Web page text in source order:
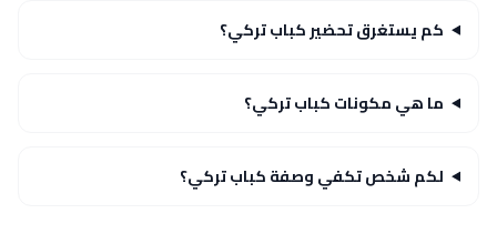
كم يستغرق تحضير كباب تركي؟
ما هي مكونات كباب تركي؟
لكم شخص تكفي وصفة كباب تركي؟